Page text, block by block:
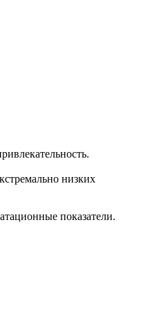
низких
показатели.